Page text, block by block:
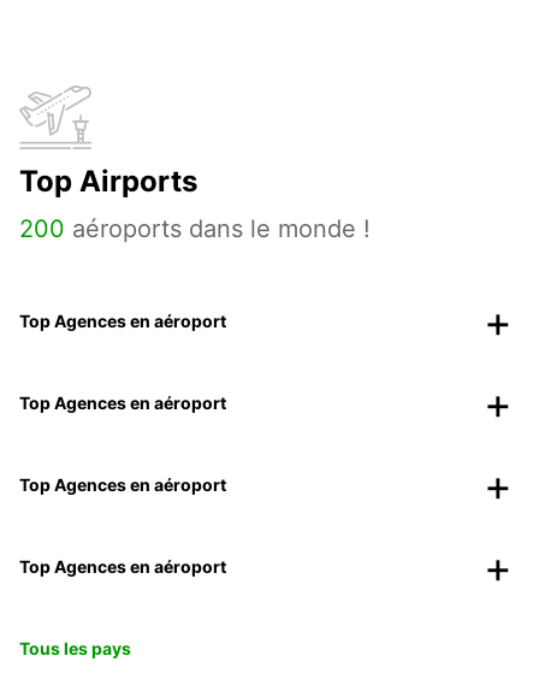
Top Airports
200 aéroports dans le monde !
Top Agences en aéroport
Top Agences en aéroport
Top Agences en aéroport
Top Agences en aéroport
Tous les pays